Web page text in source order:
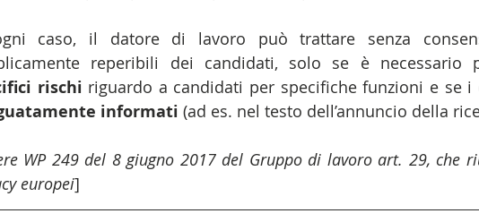
caso, il datore di lavoro può trattare senza
reperibili dei candidati, solo se è necessario
rischi
informati (ad es. nel testo dell’annuncio della
WP 249 del 8 giugno 2017 del Gruppo di lavoro art. 29, che
europei]